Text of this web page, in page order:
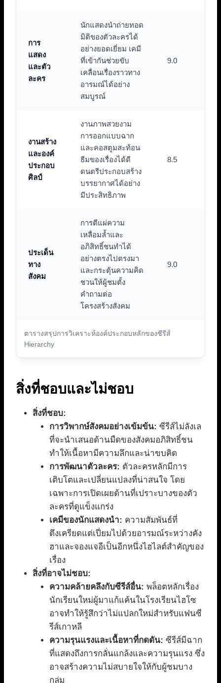
ตารางสรุปการวิเคราะห์องค์ประกอบหลักของซีรีส์
Hierarchy
การ
แสดง
และตัว
ละคร
นักแสดงนำถ่ายทอด
มิติของตัวละครได้
อย่างยอดเยี่ยม เคมี
ที่เข้ากันช่วยขับ
เคลื่อนเรื่องราวทาง
อารมณ์ได้อย่าง
สมบูรณ์
9.0
งานสร้าง
และองค์
ประกอบ
ศิลป์
งานภาพสวยงาม
การออกแบบฉาก
และคอสตูมสะท้อน
ธีมของเรื่องได้ดี
ดนตรีประกอบสร้าง
บรรยากาศได้อย่าง
มีประสิทธิภาพ
8.5
ประเด็น
ทาง
สังคม
การตีแผ่ความ
เหลื่อมล้ำและ
อภิสิทธิ์ชนทำได้
อย่างตรงไปตรงมา
และกระตุ้นความคิด
ชวนให้ผู้ชมตั้ง
คำถามต่อ
โครงสร้างสังคม
9.0
สิ่งที่ชอบและไม่ชอบ
สิ่งที่ชอบ:
การวิพากษ์สังคมอย่างเข้มข้น: ซีรีส์ไม่ลังเล
ที่จะนำเสนอด้านมืดของสังคมอภิสิทธิ์ชน
ทำให้เนื้อหามีความลึกและน่าขบคิด
การพัฒนาตัวละคร: ตัวละครหลักมีการ
เติบโตและเปลี่ยนแปลงที่น่าสนใจ โดย
เฉพาะการเปิดเผยด้านที่เปราะบางของตัว
ละครที่ดูแข็งแกร่ง
เคมีของนักแสดงนำ: ความสัมพันธ์ที่
ตึงเครียดแต่เปี่ยมไปด้วยอารมณ์ระหว่างคัง
ฮาและจองแจอีเป็นอีกหนึ่งไฮไลต์สำคัญของ
เรื่อง
สิ่งที่อาจไม่ชอบ:
ความคล้ายคลึงกับซีรีส์อื่น: พล็อตหลักเรื่อง
นักเรียนใหม่ผู้มาแก้แค้นในโรงเรียนไฮโซ
อาจทำให้รู้สึกว่าไม่แปลกใหม่สำหรับแฟนซี
รีส์เกาหลี
ความรุนแรงและเนื้อหาที่กดดัน: ซีรีส์มีฉาก
ที่แสดงถึงการกลั่นแกล้งและความรุนแรง ซึ่ง
อาจสร้างความไม่สบายใจให้กับผู้ชมบาง
กลุ่ม